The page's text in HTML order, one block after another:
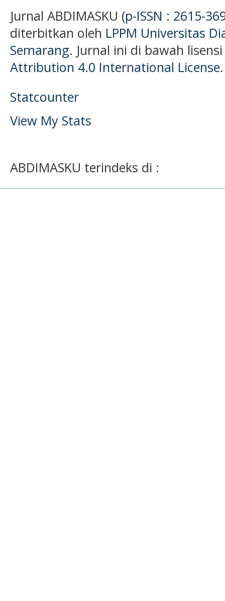
Jurnal ABDIMASKU (p-ISSN : 2615-
diterbitkan oleh LPPM Universitas
Semarang. Jurnal ini di bawah
Attribution 4.0 International License.
Statcounter
View My Stats
ABDIMASKU terindeks di :